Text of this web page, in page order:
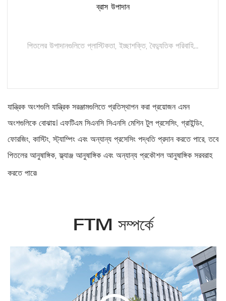
ব্রাস উপাদান
পিতলের উপাদানগুলিতে প্লাস্টিকতা, ইচ্ছাশক্তি, বৈদ্যুতিক পরিবাহি...
যান্ত্রিক অংশগুলি যান্ত্রিক সরঞ্জামগুলিতে প্রতিস্থাপন করা প্রয়োজন এমন
অংশগুলিকে বোঝায়। এফটিএম সিএনসি সিএনসি মেশিন টুল প্রসেসিং, গ্রাইন্ডিং,
ফোরজিং, কাস্টিং, স্ট্যাম্পিং এবং অন্যান্য প্রসেসিং পদ্ধতি প্রদান করতে পারে, তবে
পিতলের আনুষাঙ্গিক, ফ্ল্যাঞ্জ আনুষাঙ্গিক এবং অন্যান্য প্রকৌশল আনুষাঙ্গিক সরবরাহ
করতে পারে৷
FTM সম্পর্কে
>